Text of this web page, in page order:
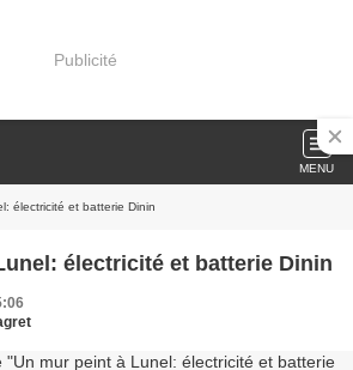
Publicité
MENU
électricité et batterie Dinin
électricité et batterie Dinin